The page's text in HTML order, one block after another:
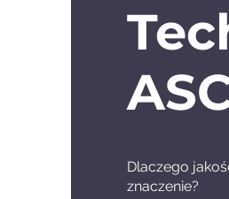
Dlaczego
znaczenie?